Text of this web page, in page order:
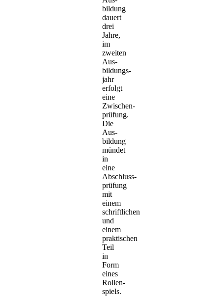
bildung
dauert
drei
Jahre,
im
zweiten
Aus­
bildungs­
jahr
erfolgt
eine
Zwischen­
prüfung.
Die
Aus­
bildung
mündet
in
eine
Abschluss­
prüfung
mit
einem
schriftlichen
und
einem
praktischen
Teil
in
Form
eines
Rollen­
spiels.